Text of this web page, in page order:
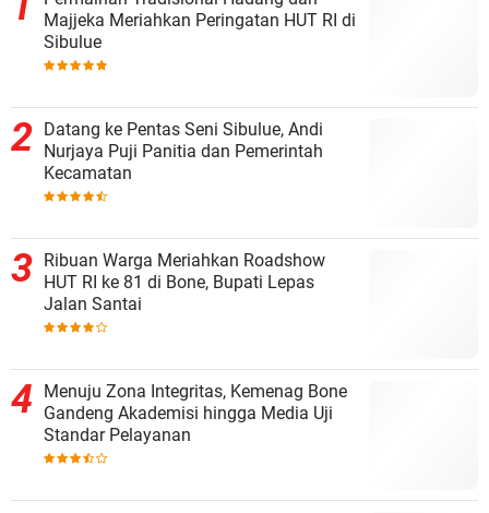
Majjeka Meriahkan Peringatan HUT RI di
Sibulue
Datang ke Pentas Seni Sibulue, Andi
Nurjaya Puji Panitia dan Pemerintah
Kecamatan
Ribuan Warga Meriahkan Roadshow
HUT RI ke 81 di Bone, Bupati Lepas
Jalan Santai
Menuju Zona Integritas, Kemenag Bone
Gandeng Akademisi hingga Media Uji
Standar Pelayanan